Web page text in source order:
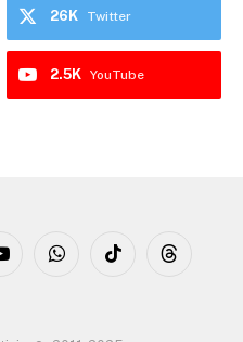
Twitter
26K
YouTube
2.5K
WhatsAppTikTok Threads